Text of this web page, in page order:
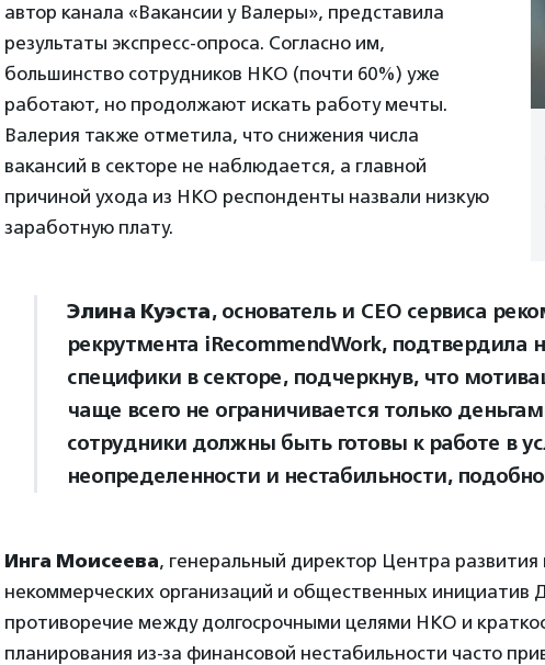
автор канала «Вакансии у Валеры», представила
результаты экспресс-опроса. Согласно им,
большинство сотрудников НКО (почти 60%) уже
работают, но продолжают искать работу мечты.
Валерия также отметила, что снижения числа
вакансий в секторе не наблюдается, а главной
причиной ухода из НКО респонденты назвали низкую
заработную плату.
Элина Куэста, основатель и СЕО сервиса
рекрутмента iRecommendWork, подтвердила
специфики в секторе, подчеркнув, что
чаще всего не ограничивается только
сотрудники должны быть готовы к работе в
неопределенности и нестабильности,
Инга Моисеева, генеральный директор Центра
некоммерческих организаций и общественных инициатив
противоречие между долгосрочными целями НКО и
планирования из-за финансовой нестабильности часто